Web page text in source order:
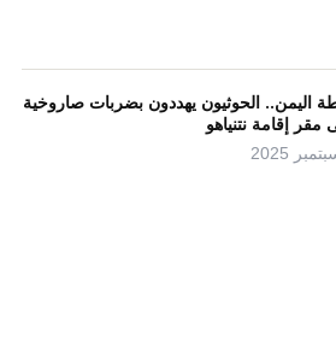
اليمن.. الحوثيون يهددون بضربات صاروخية
مقر إقامة نتنياهو